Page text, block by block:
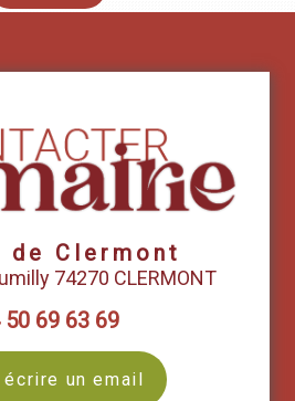
de Clermont
74270 CLERMONT
50 69 63 69
écrire un email